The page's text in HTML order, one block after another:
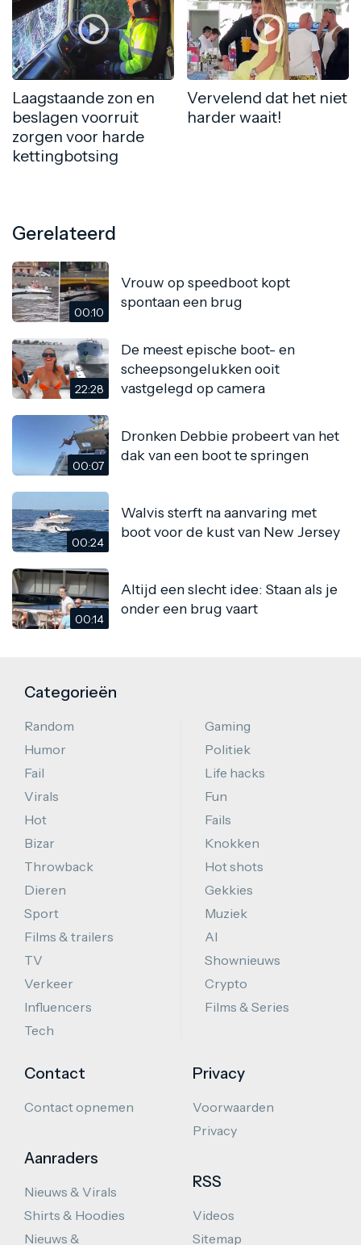
Laagstaande zon en
beslagen voorruit
zorgen voor harde
kettingbotsing
Vervelend dat het niet
harder waait!
Gerelateerd
00:10
Vrouw op speedboot kopt
spontaan een brug
22:28
De meest epische boot- en
scheepsongelukken ooit
vastgelegd op camera
00:07
Dronken Debbie probeert van het
dak van een boot te springen
00:24
Walvis sterft na aanvaring met
boot voor de kust van New Jersey
00:14
Altijd een slecht idee: Staan als je
onder een brug vaart
Categorieën
Random
Humor
Fail
Virals
Hot
Bizar
Throwback
Dieren
Sport
Films & trailers
TV
Verkeer
Influencers
Tech
Gaming
Politiek
Life hacks
Fun
Fails
Knokken
Hot shots
Gekkies
Muziek
AI
Shownieuws
Crypto
Films & Series
Contact
Contact opnemen
Aanraders
Nieuws & Virals
Shirts & Hoodies
Nieuws &
Privacy
Voorwaarden
Privacy
RSS
Videos
Sitemap